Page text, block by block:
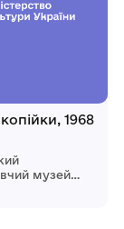
1968
музей